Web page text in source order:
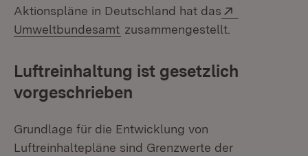
Aktionspläne in Deutschland hat das
Umweltbundesamt (Öffnet in neuem Fenster)
zusammengestellt.
Luftreinhaltung ist gesetzlich
vorgeschrieben
Grundlage für die Entwicklung von
Luftreinhaltepläne sind Grenzwerte der